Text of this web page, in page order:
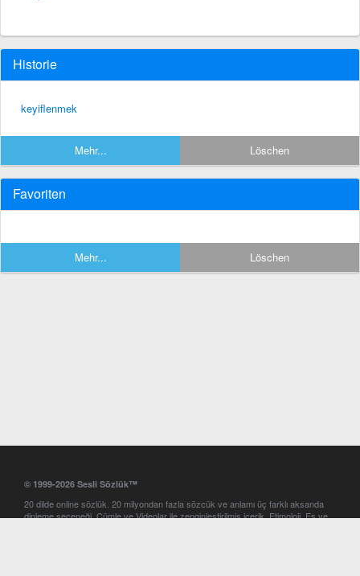
Historie
keyiflenmek
Mehr... Löschen
Favoriten
Mehr... Löschen
© 1999-2026 Sesli Sözlük™
20 dilde online sözlük. 20 milyondan fazla sözcük ve anlamı üç farklı aksanda
dinleme seçeneği. Cümle ve Videolar ile zenginleştirilmiş içerik. Etimoloji, Eş ve